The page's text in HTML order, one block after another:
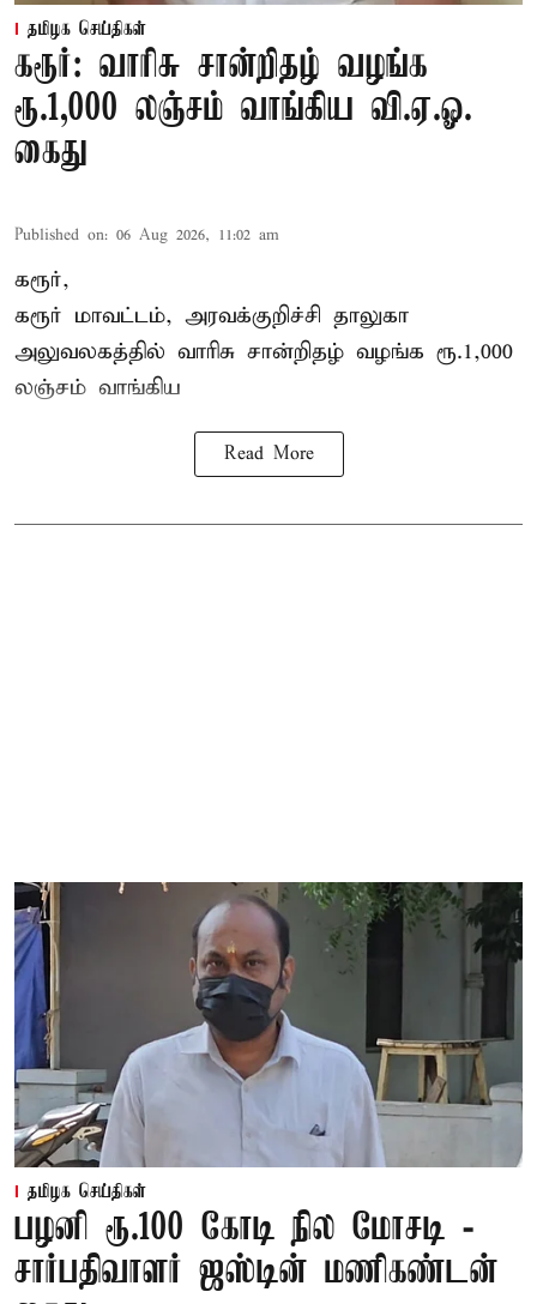
தமிழக செய்திகள்
கரூர்: வாரிசு சான்றிதழ் வழங்க
ரூ.1,000 லஞ்சம் வாங்கிய வி.ஏ.ஓ.
கைது
Published on: 06 Aug 2026, 11:02 am
கரூர்,
கரூர் மாவட்டம், அரவக்குறிச்சி தாலுகா
அலுவலகத்தில் வாரிசு சான்றிதழ் வழங்க ரூ.1,000
லஞ்சம் வாங்கிய
Read More
தமிழக செய்திகள்
பழனி ரூ.100 கோடி நில மோசடி -
சார்பதிவாளர் ஜஸ்டின் மணிகண்டன்